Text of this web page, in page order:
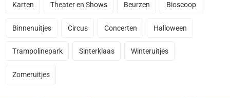
Karten Theater en Shows Beurzen Bioscoop
Binnenuitjes Circus Concerten Halloween
Trampolinepark Sinterklaas Winteruitjes
Zomeruitjes